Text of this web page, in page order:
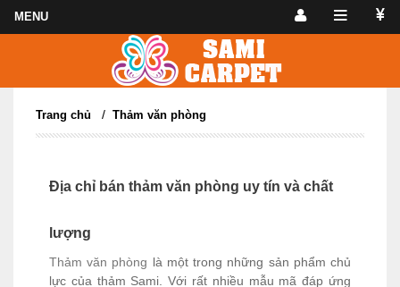
Trang chủ / Thảm văn phòng
Địa chỉ bán thảm văn phòng uy tín và chất
lượng
Thảm văn phòng là một trong những sản phẩm chủ
lực của thảm Sami. Với rất nhiều mẫu mã đáp ứng